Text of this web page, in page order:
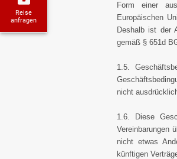
Form einer
Europäischen
Deshalb ist der
gemäß § 651d
1.5.
nicht
1.6. Diese
Vereinbarungen
nicht etwas
künftigen
Reise
anfragen